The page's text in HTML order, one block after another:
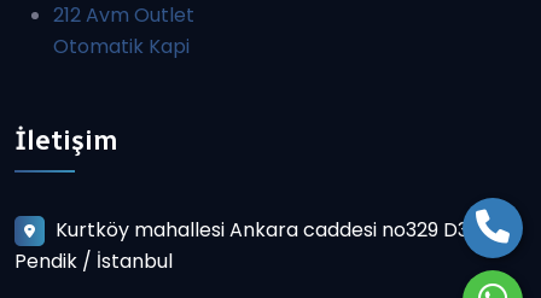
212 Avm Outlet
Otomatik Kapi
İletişim
Kurtköy mahallesi Ankara caddesi no329 D3
Pendik / İstanbul